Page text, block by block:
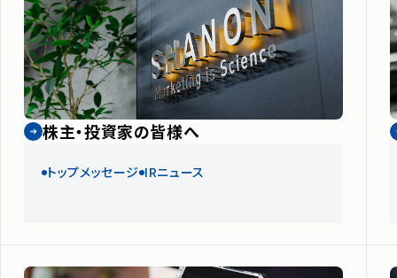
株主・投資家の皆様へ
トップメッセージ IRニュース